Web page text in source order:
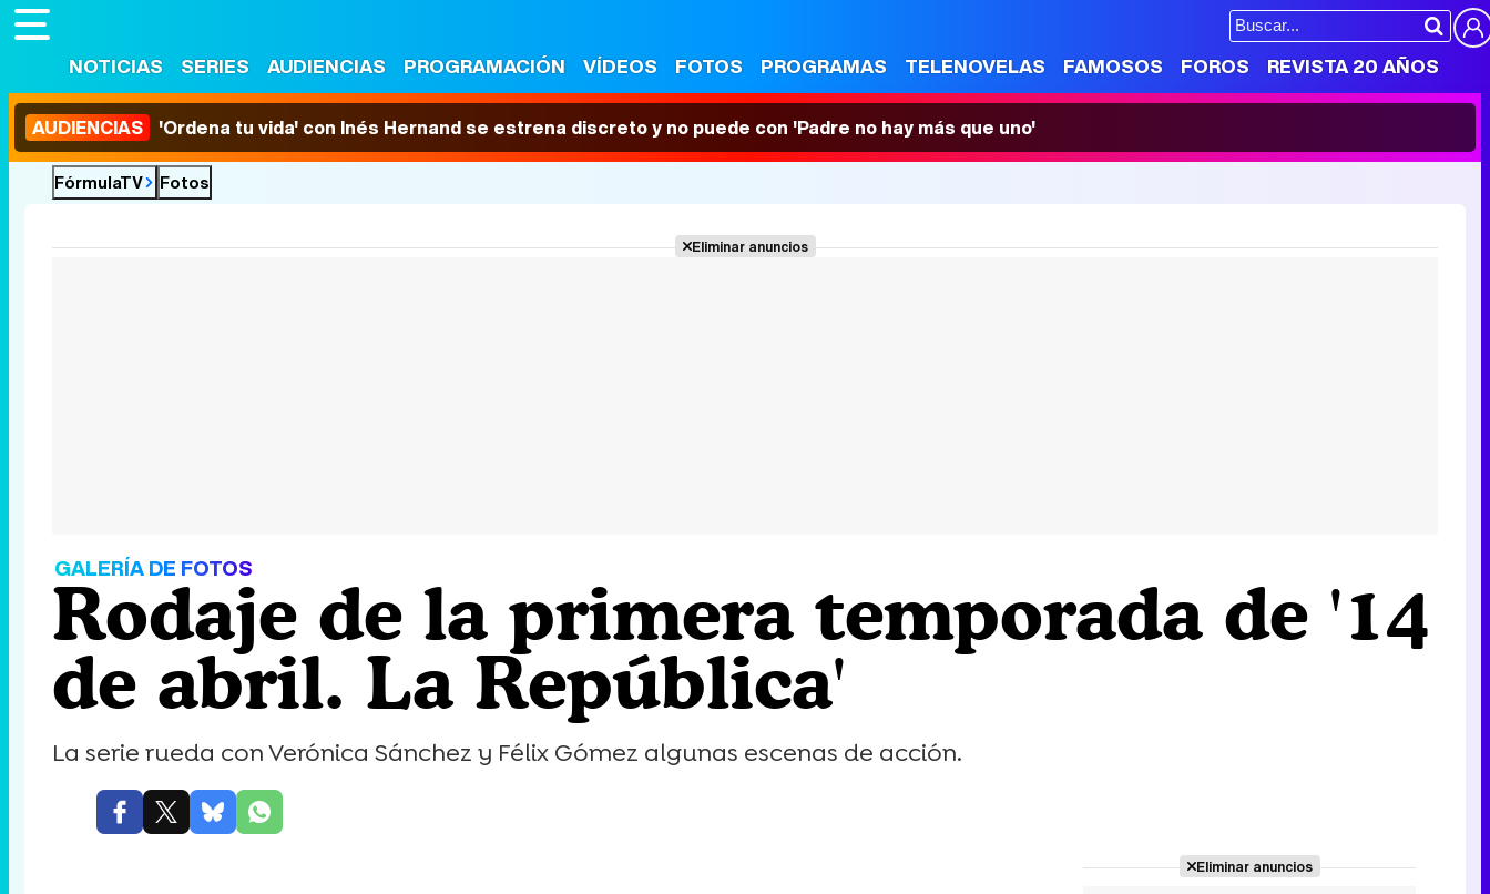
NOTICIAS SERIES AUDIENCIAS PROGRAMACIÓN VÍDEOS FOTOS PROGRAMAS TELENOVELAS FAMOSOS FOROS REVISTA 20 AÑOS
AUDIENCIAS 'Ordena tu vida' con Inés Hernand se estrena discreto y no puede con 'Padre no hay más que uno'
FórmulaTV Fotos
Eliminar anuncios
GALERÍA DE FOTOS
Rodaje de la primera temporada de '14
de abril. La República'
La serie rueda con Verónica Sánchez y Félix Gómez algunas escenas de acción.
Eliminar anuncios